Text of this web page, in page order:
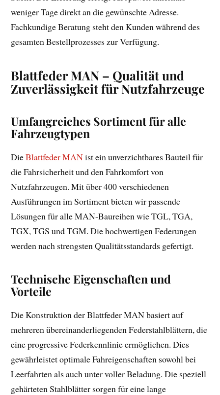
weniger Tage direkt an die gewünschte Adresse.
Fachkundige Beratung steht den Kunden während des
gesamten Bestellprozesses zur Verfügung.
Blattfeder MAN – Qualität und
Zuverlässigkeit für Nutzfahrzeuge
Umfangreiches Sortiment für alle
Fahrzeugtypen
DieBlattfeder MANist ein unverzichtbares Bauteil für
die Fahrsicherheit und den Fahrkomfort von
Nutzfahrzeugen. Mit über 400 verschiedenen
Ausführungen im Sortiment bieten wir passende
Lösungen für alle MAN-Baureihen wie TGL, TGA,
TGX, TGS und TGM. Die hochwertigen Federungen
werden nach strengsten Qualitätsstandards gefertigt.
Technische Eigenschaften und
Vorteile
Die Konstruktion der Blattfeder MAN basiert auf
mehreren übereinanderliegenden Federstahlblättern, die
eine progressive Federkennlinie ermöglichen. Dies
gewährleistet optimale Fahreigenschaften sowohl bei
Leerfahrten als auch unter voller Beladung. Die speziell
gehärteten Stahlblätter sorgen für eine lange